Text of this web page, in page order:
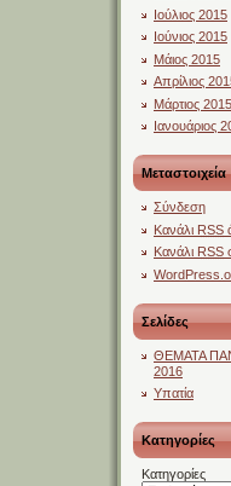
Ιούλιος 2015
Ιούνιος 2015
Μάιος 2015
Απρίλιος
Μάρτιος 2015
Ιανουάριος
Μεταστοιχεία
Σύνδεση
Κανάλι RSS
Κανάλι RSS
Σελίδες
ΘΕΜΑΤΑ
2016
Υπατία
Kατηγορίες
Kατηγορίες